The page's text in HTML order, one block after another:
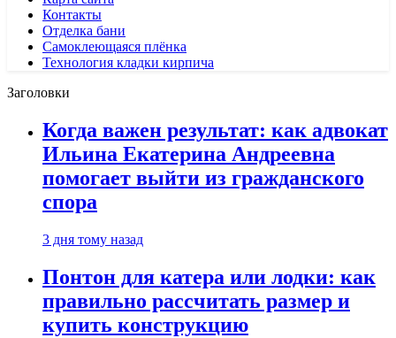
Контакты
Отделка бани
Самоклеющаяся плёнка
Технология кладки кирпича
Заголовки
Когда важен результат: как адвокат
Ильина Екатерина Андреевна
помогает выйти из гражданского
спора
3 дня тому назад
Понтон для катера или лодки: как
правильно рассчитать размер и
купить конструкцию